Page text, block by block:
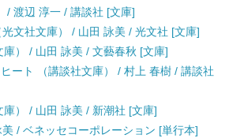
/ 渡辺 淳一 / 講談社 [文庫]
文社文庫） / 山田 詠美 / 光文社 [文庫]
） / 山田 詠美 / 文藝春秋 [文庫]
ート （講談社文庫） / 村上 春樹 / 講談社
） / 山田 詠美 / 新潮社 [文庫]
/ ベネッセコーポレーション [単行本]